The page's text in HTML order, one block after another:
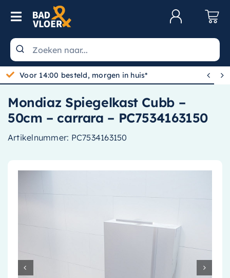
Skip to content
Toggle Navigation
Wastafels
Toiletten
Spiegels
Badkamermeubels
Baden
 
Mondiaz Spiegelkast Cubb –
50cm – carrara – PC7534163150
Artikelnummer: PC7534163150